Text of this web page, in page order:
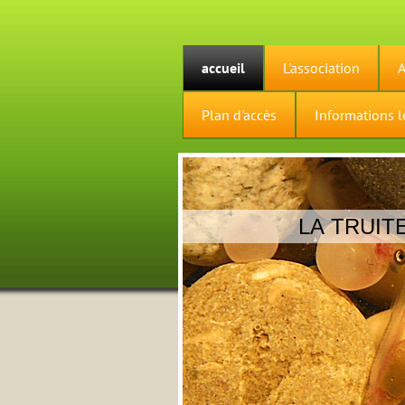
accueil L'association
Plan d'accès Informations
LA